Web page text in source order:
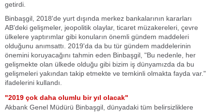
getirdi.
Binbaşgil, 2018'de yurt dışında merkez bankalarının kararları
AB'deki gelişmeler, jeopolitik olaylar, ticaret müzakereleri, çevre
ülkelere yaptırımlar gibi konuların önemli gündem maddeleri
olduğunu anımsattı. 2019'da da bu tür gündem maddelerinin
önemini koruyacağını tahmin eden Binbaşgil, "Bu nedenle, her
gelişmekte olan ülkede olduğu gibi bizim iş dünyamızda da bu
gelişmeleri yakından takip etmekte ve temkinli olmakta fayda var."
ifadelerini kullandı.
"2019 çok daha olumlu bir yıl olacak"
Akbank Genel Müdürü Binbaşgil, dünyadaki tüm belirsizliklere